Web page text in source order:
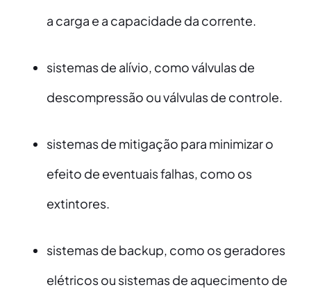
a carga e a capacidade da corrente.
sistemas de alívio, como válvulas de
descompressão ou válvulas de controle.
sistemas de mitigação para minimizar o
efeito de eventuais falhas, como os
extintores.
sistemas de backup, como os geradores
elétricos ou sistemas de aquecimento de